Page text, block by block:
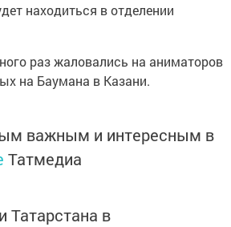
находиться в отделении
раз жаловались на аниматоров
на Баумана в Казани.
важным и интересным в
Татмедиа
Татарстана в